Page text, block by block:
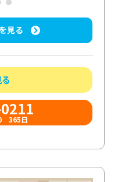
見る
365日